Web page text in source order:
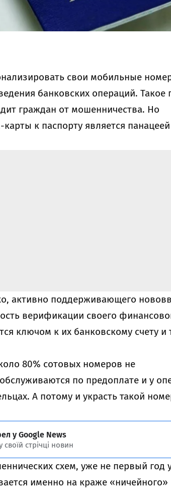
свои мобильные
банковских операций. Такое
граждан от мошенничества. Но
к паспорту является
активно поддерживающего
верификации своего
ключом к их банковскому счету и
80% сотовых номеров не
по предоплате и у
А потому и украсть такой
у Google News
стрічці новин
схем, уже не первый год
именно на краже «ничейного»